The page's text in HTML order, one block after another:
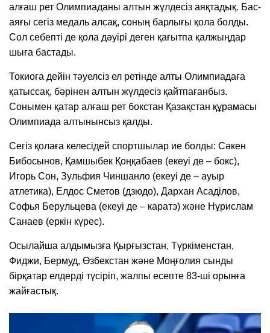
алғаш рет Олимпиаданы алтын жүлдесіз аяқтадық. Бас-
аяғы сегіз медаль алсақ, соның барлығы қола болды.
Сол себепті де қола дәуірі деген қағытпа қалжыңдар
шыға бастады.
Токиоға дейін тәуелсіз ел ретінде алты Олимпиадаға
қатыссақ, бәрінен алтын жүлдесіз қайтпағанбыз.
Сонымен қатар алғаш рет бокстан Қазақстан құрамасы
Олимпиада алтынынсыз қалды.
Сегіз қолаға келесідей спортшылар ие болды: Сәкен
Бибосынов, Қамшыбек Қоңқабаев (екеуі де – бокс),
Игорь Сон, Зульфия Чиншанло (екеуі де – ауыр
атлетика), Елдос Сметов (дзюдо), Дархан Асаділов,
Софья Берульцева (екеуі де – каратэ) және Нұрислам
Санаев (еркін күрес).
Осылайша алдымызға Қырғызстан, Түркіменстан,
Фиджи, Бермуд, Өзбекстан және Моңғолия сынды
бірқатар елдерді түсіріп, жалпы есепте 83-ші орынға
жайғастық.